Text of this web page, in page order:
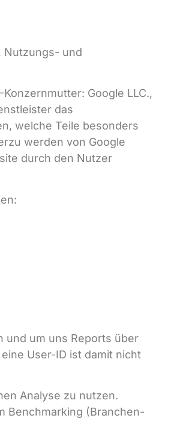
Nutzungs- und
Google LLC.,
das
welche Teile besonders
werden von Google
durch den Nutzer
und um uns Reports über
User-ID ist damit nicht
Analyse zu nutzen.
Benchmarking (Branchen-